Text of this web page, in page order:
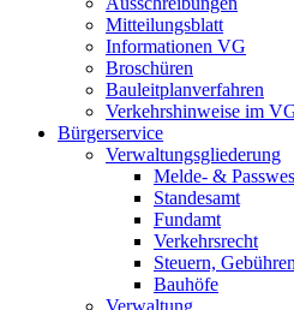
Mitteilungsblatt
Informationen VG
Broschüren
Bauleitplanverfahren
Verkehrshinweise im
Bürgerservice
Verwaltungsgliederung
Melde- &
Standesamt
Fundamt
Verkehrsrecht
Steuern,
Bauhöfe
Verwaltung